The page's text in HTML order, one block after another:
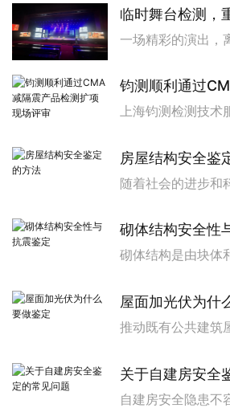
临时舞台检测，
房屋结构安全鉴
砌体结构安全性
屋面加光伏为什
关于自建房安全